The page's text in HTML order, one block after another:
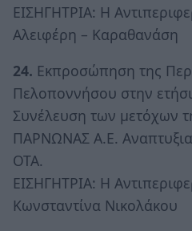
ΕΙΣΗΓΗΤΡΙΑ: Η
Αλειφέρη – Καραθανάση
24. Εκπροσώπηση της
Πελοποννήσου στην
Συνέλευση των μετόχων
ΠΑΡΝΩΝΑΣ Α.Ε.
ΟΤΑ.
ΕΙΣΗΓΗΤΡΙΑ: Η
Κωνσταντίνα Νικολάκου